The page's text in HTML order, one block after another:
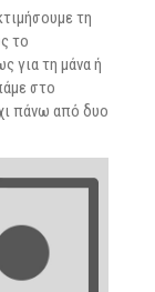
τη
το
για τη μάνα ή
στο
πάνω από δυο